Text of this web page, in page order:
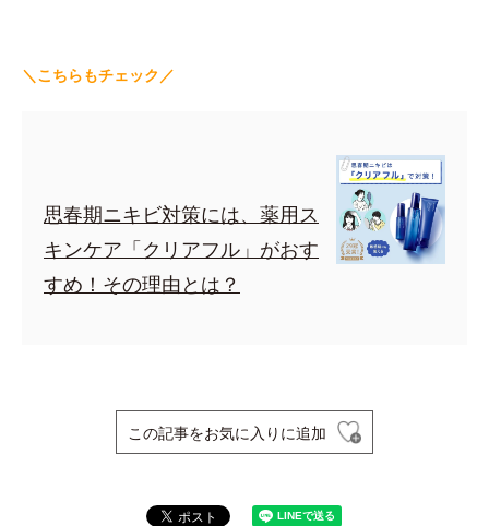
＼こちらもチェック／
思春期ニキビ対策には、薬用ス
キンケア「クリアフル」がおす
すめ！その理由とは？
この記事をお気に入りに追加